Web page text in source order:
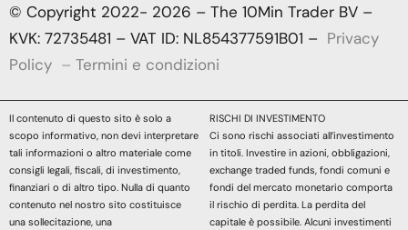
© Copyright 2022- 2026 – The 10Min Trader BV –
KVK: 72735481 – VAT ID: NL854377591B01 – Privacy
Policy – Termini e condizioni
Il contenuto di questo sito è solo a
scopo informativo, non devi interpretare
tali informazioni o altro materiale come
consigli legali, fiscali, di investimento,
finanziari o di altro tipo. Nulla di quanto
contenuto nel nostro sito costituisce
una sollecitazione, una
RISCHI DI INVESTIMENTO
Ci sono rischi associati all’investimento
in titoli. Investire in azioni, obbligazioni,
exchange traded funds, fondi comuni e
fondi del mercato monetario comporta
il rischio di perdita. La perdita del
capitale è possibile. Alcuni investimenti